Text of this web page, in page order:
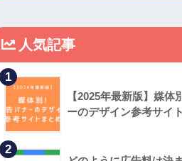
人気記事
1
【2025年最新版】媒体
ーのデザイン参考サイ
2